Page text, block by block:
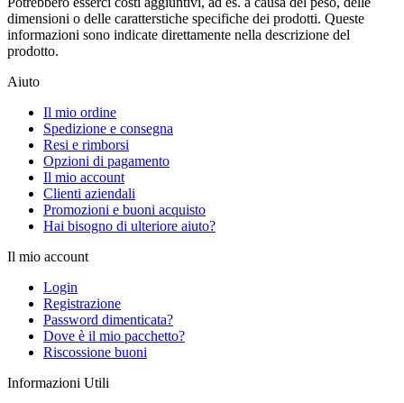
dimensioni o delle caratterstiche specifiche dei prodotti. Queste
informazioni sono indicate direttamente nella descrizione del
prodotto.
Aiuto
Il mio ordine
Spedizione e consegna
Resi e rimborsi
Opzioni di pagamento
Il mio account
Clienti aziendali
Promozioni e buoni acquisto
Hai bisogno di ulteriore aiuto?
Il mio account
Login
Registrazione
Password dimenticata?
Dove è il mio pacchetto?
Riscossione buoni
Informazioni Utili